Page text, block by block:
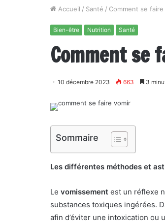
Accueil / Santé / Comment se
Bien-être Nutrition Santé
Comment se
10 décembre 2023 663 3
Sommaire
Les différentes méthodes et
Le vomissement est un réflexe
substances toxiques ingérées.
afin d’éviter une intoxication